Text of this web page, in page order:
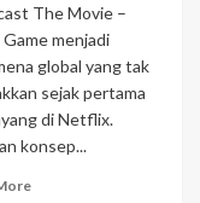
The Movie –
menjadi
global yang tak
sejak pertama
di Netflix.
konsep...